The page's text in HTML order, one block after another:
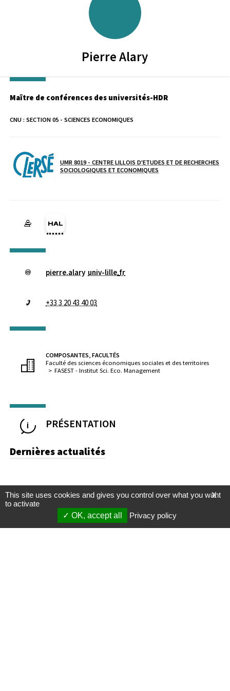
PierreAlary
Maître de conférences des universités-HDR
CNU : SECTION 05 - SCIENCES ECONOMIQUES
Laboratoire / équipe
UMR 8019 - CENTRE LILLOIS D'ETUDES ET DE RECHERCHES
SOCIOLOGIQUES ET ECONOMIQUES
HAL pierre-alary (Ouverture dans une nouvelle fenêtre)
pierre.alary univ-lille.fr
+33 3 20 43 40 03
COMPOSANTES, FACULTÉS
Faculté des sciences économiques sociales et des territoires
FASEST - Institut Sci. Eco. Management
PRÉSENTATION
Dernières actualités
X
This site uses cookies and gives you control over what you want
to activate
OK, accept all
Privacy policy